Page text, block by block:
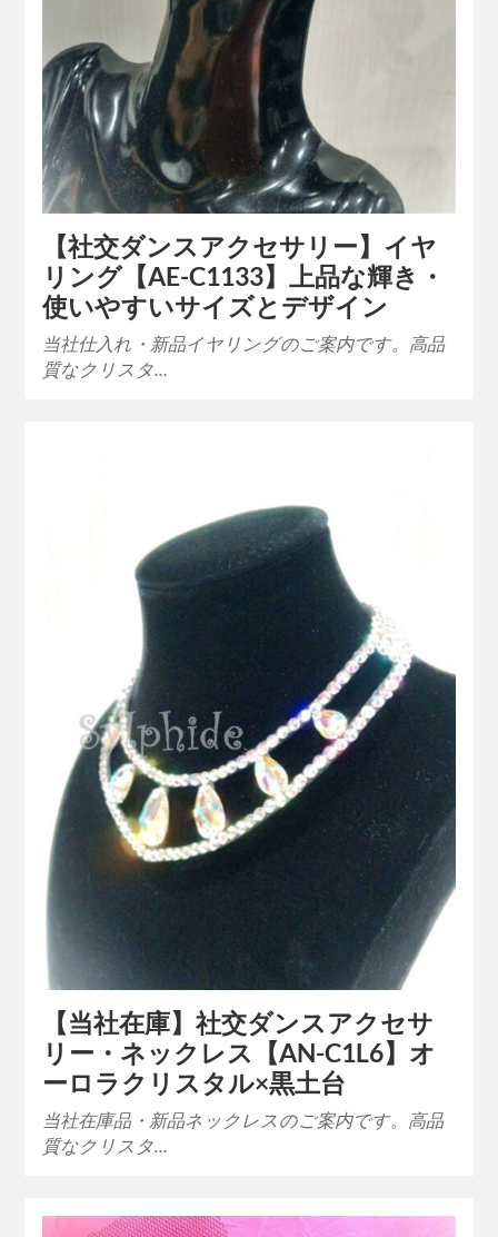
【社交ダンスアクセサリー】イヤ
リング【AE-C1133】上品な輝き・
使いやすいサイズとデザイン
当社仕入れ・新品イヤリングのご案内です。高品
質なクリスタ…
【当社在庫】社交ダンスアクセサ
リー・ネックレス【AN-C1L6】オ
ーロラクリスタル×黒土台
当社在庫品・新品ネックレスのご案内です。高品
質なクリスタ…